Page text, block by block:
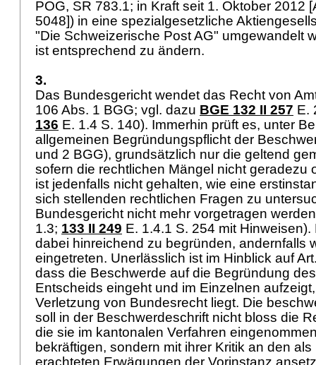
POG, SR 783.1; in Kraft seit 1. Oktober 2012
5048]) in eine spezialgesetzliche
"Die Schweizerische Post AG" umgewandelt
ist entsprechend zu ändern.
3.
Das Bundesgericht wendet das Recht von
106 Abs. 1 BGG; vgl. dazu BGE 132 II 257 E.
136 E. 1.4 S. 140). Immerhin prüft es, unter
allgemeinen Begründungspflicht der
und 2 BGG), grundsätzlich nur die geltend
sofern die rechtlichen Mängel nicht geradezu
ist jedenfalls nicht gehalten, wie eine
sich stellenden rechtlichen Fragen zu
Bundesgericht nicht mehr vorgetragen
1.3; 133 II 249 E. 1.4.1 S. 254 mit
dabei hinreichend zu begründen, andernfalls
eingetreten. Unerlässlich ist im Hinblick auf
dass die Beschwerde auf die Begründung
Entscheids eingeht und im Einzelnen
Verletzung von Bundesrecht liegt. Die
soll in der Beschwerdeschrift nicht bloss die
die sie im kantonalen Verfahren
bekräftigen, sondern mit ihrer Kritik an den
erachteten Erwägungen der Vorinstanz